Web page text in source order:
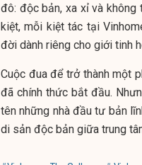
đô: độc bản, xa xỉ và không
kiệt, mỗi kiệt tác tại
đời dành riêng cho giới tinh
Cuộc đua để trở thành một
đã chính thức bắt đầu.
tên những nhà đầu tư bản
di sản độc bản giữa trung